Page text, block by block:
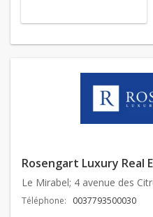
Rosengart Luxury Real
Le Mirabel; 4 avenue des
Téléphone: 0037793500030